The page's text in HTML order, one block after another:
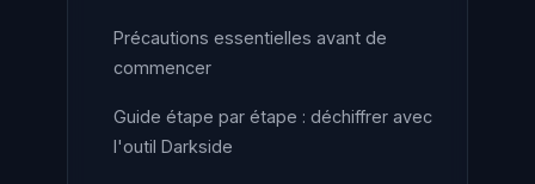
Précautions essentielles avant de
commencer
Guide étape par étape : déchiffrer avec
l'outil Darkside